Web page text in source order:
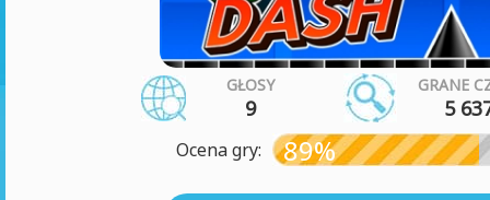
GŁOSY
9
GRANE
5
Ocena gry: 89%